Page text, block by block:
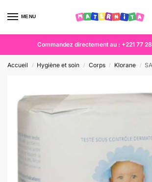
MENU
Commandez directement au : +221 77
Accueil / Hygiène et soin / Corps / Klorane /